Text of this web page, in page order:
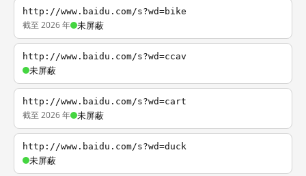
http://www.baidu.com/s?wd=bike
截至 2026 年 未屏蔽
http://www.baidu.com/s?wd=ccav
未屏蔽
http://www.baidu.com/s?wd=cart
截至 2026 年 未屏蔽
http://www.baidu.com/s?wd=duck
未屏蔽